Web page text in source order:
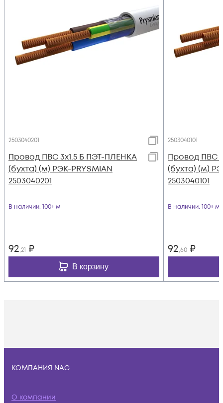
2503040201
Провод ПВС 3х1.5 Б ПЭТ-ПЛЕНКА
(бухта) (м) РЭК-PRYSMIAN
2503040201
В наличии: 100+ м
92,21 ₽
В корзину
2503040101
Провод ПВС
(бухта) (м)
2503040101
В наличии: 100+ м
92,60 ₽
КОМПАНИЯ NAG
О компании